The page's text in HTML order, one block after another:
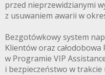
przed nieprzewidzianymi
z usuwaniem awarii w
Bezgotówkowy system
Klientów oraz całodobowa
w Programie VIP
i bezpieczeństwo w